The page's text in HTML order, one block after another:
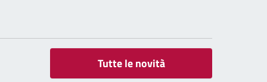
Tutte le novità